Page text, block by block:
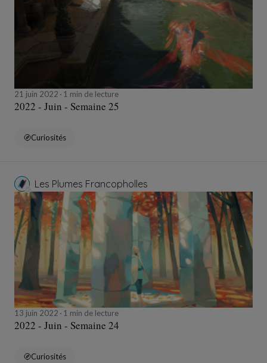
21 juin 2022 1 min de lecture
2022 - Juin - Semaine 25
Curiosités
Les Plumes Francopholles
13 juin 2022 1 min de lecture
2022 - Juin - Semaine 24
Curiosités